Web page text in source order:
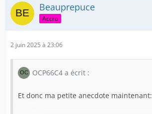
Beauprepuce
Accro
2 juin 2025 à 23:06
OCP66C4 a écrit :
Et donc ma petite anecdote maintenant: